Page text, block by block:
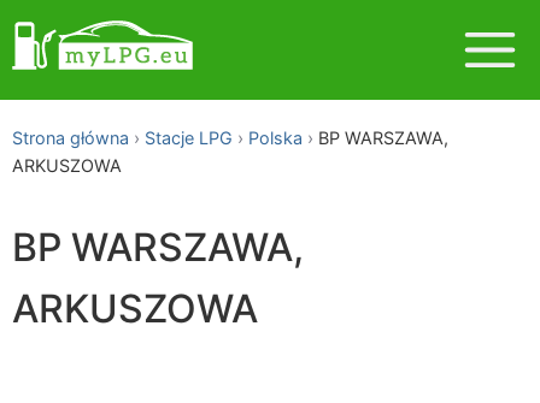
Strona główna Stacje LPG Polska
BP WARSZAWA,
ARKUSZOWA
BP WARSZAWA,
ARKUSZOWA